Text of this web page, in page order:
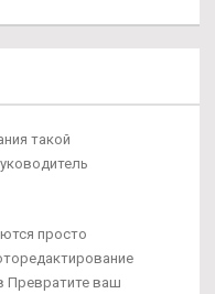
такой
просто
Превратите ваш